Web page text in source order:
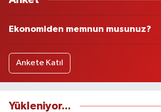
Ekonomiden memnun musunuz?
Ankete Katıl
Yükleniyor...